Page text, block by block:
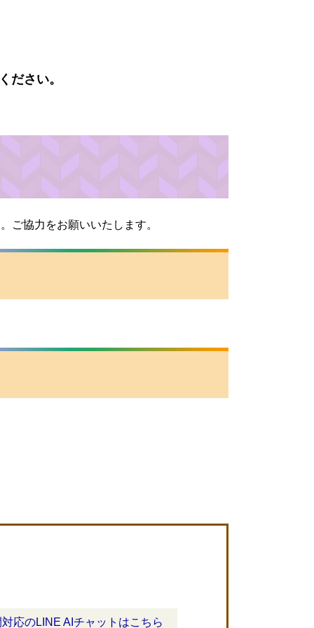
ださい。
ご協力をお願いいたします。
応のLINE AIチャットはこちら